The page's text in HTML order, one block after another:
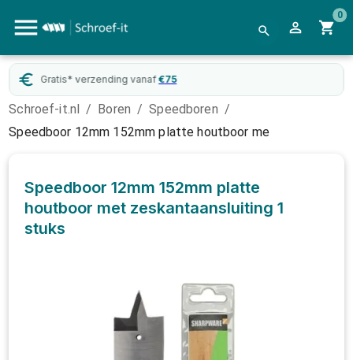
0
Gratis* verzending vanaf €75
Schroef-it.nl / Boren / Speedboren /
Speedboor 12mm 152mm platte houtboor me
Speedboor 12mm 152mm platte
houtboor met zeskantaansluiting 1
stuks